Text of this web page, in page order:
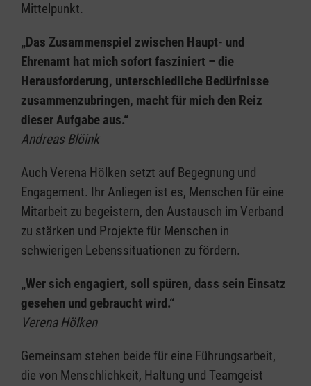
Mittelpunkt.
„Das Zusammenspiel zwischen Haupt- und
Ehrenamt hat mich sofort fasziniert – die
Herausforderung, unterschiedliche Bedürfnisse
zusammenzubringen, macht für mich den Reiz
dieser Aufgabe aus.“
Andreas Blöink
Auch Verena Hölken setzt auf Begegnung und
Engagement. Ihr Anliegen ist es, Menschen für eine
Mitarbeit zu begeistern, den Austausch im Verband
zu stärken und Projekte für Menschen in
schwierigen Lebenssituationen zu fördern.
„Wer sich engagiert, soll spüren, dass sein Einsatz
gesehen und gebraucht wird.“
Verena Hölken
Gemeinsam stehen beide für eine Führungsarbeit,
die von Menschlichkeit, Haltung und Teamgeist